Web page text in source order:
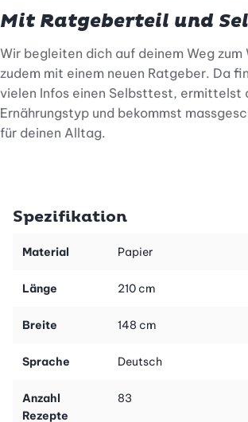
Mit Ratgeberteil und
Wir begleiten dich auf deinem Weg
zudem mit einem neuen Ratgeber. Da
vielen Infos einen Selbsttest, ermittelst
Ernährungstyp und bekommst
für deinen Alltag.
Spezifikation
Material Papier
Länge 210 cm
Breite 148 cm
Sprache Deutsch
Anzahl
Rezepte
83